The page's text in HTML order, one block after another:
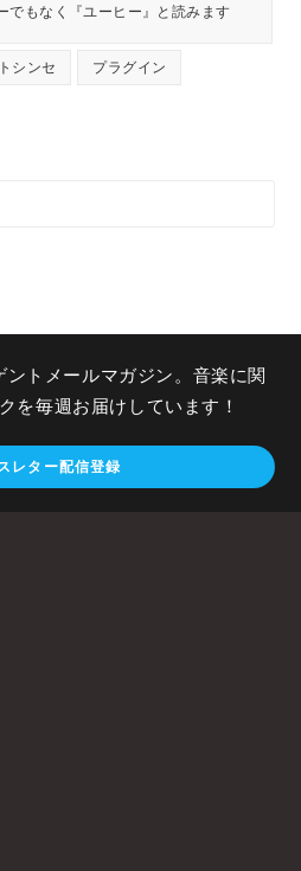
でもなく『ユーヒー』と読みます
シンセ プラグイン
トメールマガジン。音楽に関
を毎週お届けしています！
レター配信登録